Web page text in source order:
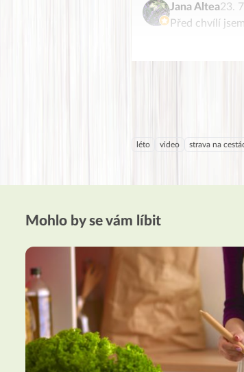
Jana Altea23.
Před chvílí
léto video strava na
Mohlo by se vám líbit